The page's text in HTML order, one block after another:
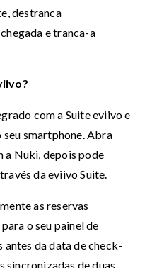
destranca
e tranca-a
com a Suite eviivo e
smartphone. Abra
a Nuki, depois pode
da eviivo Suite.
as reservas
o seu painel de
da data de check-
sincronizadas de duas